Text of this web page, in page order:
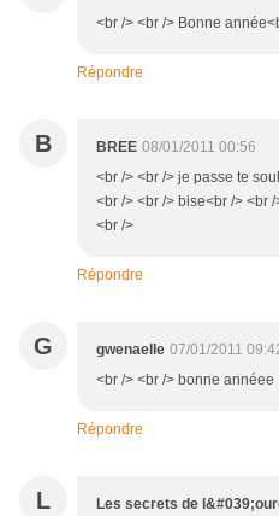
<br /> <br /> Bonne
Répondre
B BREE 08/01/2011 00:56
<br /> <br /> je passe te
<br /> <br /> bise<br /> <br
<br />
Répondre
G gwenaelle 07/01/2011
<br /> <br /> bonne annéee
Répondre
L Les secrets de